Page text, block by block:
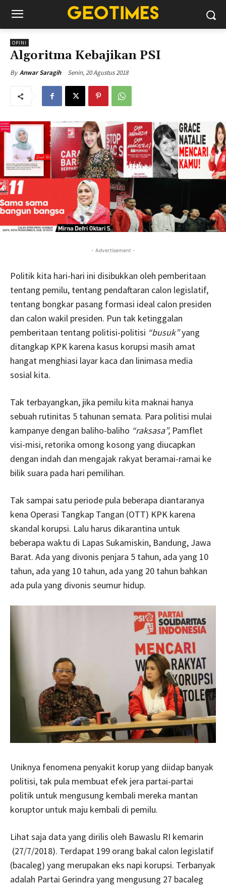
OPINI
Algoritma Kebajikan PSI
By Anwar Saragih Senin, 20 Agustus 2018
- Advertisement -
Politik kita hari-hari ini disibukkan oleh pemberitaan
tentang pemilu, tentang pendaftaran calon legislatif,
tentang bongkar pasang formasi ideal calon presiden
dan calon wakil presiden. Pun tak ketinggalan
pemberitaan tentang politisi-politisi “busuk”yang
ditangkap KPK karena kasus korupsi masih amat
hangat menghiasi layar kaca dan linimasa media
sosial kita.
Tak terbayangkan, jika pemilu kita maknai hanya
sebuah rutinitas 5 tahunan semata. Para politisi mulai
kampanye dengan baliho-baliho “raksasa”, Pamflet
visi-misi, retorika omong kosong yang diucapkan
dengan indah dan mengajak rakyat beramai-ramai ke
bilik suara pada hari pemilihan.
Tak sampai satu periode pula beberapa diantaranya
kena Operasi Tangkap Tangan (OTT) KPK karena
skandal korupsi. Lalu harus dikarantina untuk
beberapa waktu di Lapas Sukamiskin, Bandung, Jawa
Barat. Ada yang divonis penjara 5 tahun, ada yang 10
tahun, ada yang 10 tahun, ada yang 20 tahun bahkan
ada pula yang divonis seumur hidup.
Uniknya fenomena penyakit korup yang diidap banyak
politisi, tak pula membuat efek jera partai-partai
politik untuk mengusung kembali mereka mantan
koruptor untuk maju kembali di pemilu.
Lihat saja data yang dirilis oleh Bawaslu RI kemarin
(27/7/2018). Terdapat 199 orang bakal calon legislatif
(bacaleg) yang merupakan eks napi korupsi. Terbanyak
adalah Partai Gerindra yang mengusung 27 bacaleg